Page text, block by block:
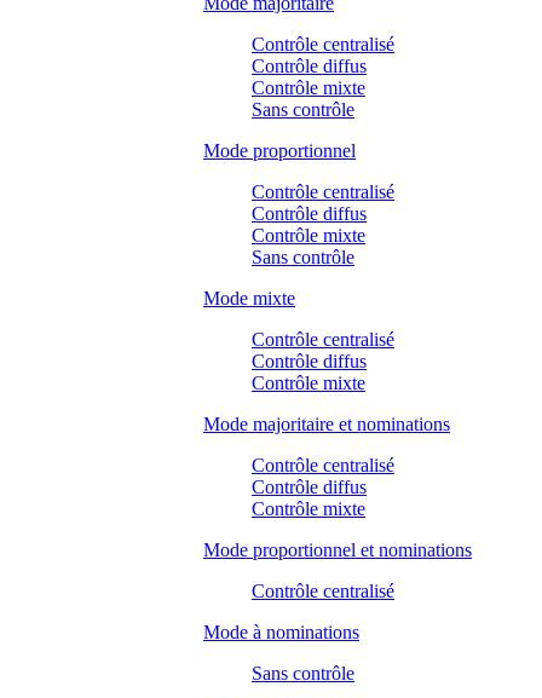
Contrôle centralisé
Contrôle diffus
Contrôle mixte
Sans contrôle
Mode proportionnel
Contrôle centralisé
Contrôle diffus
Contrôle mixte
Sans contrôle
Mode mixte
Contrôle centralisé
Contrôle diffus
Contrôle mixte
Mode majoritaire et nominations
Contrôle centralisé
Contrôle diffus
Contrôle mixte
Mode proportionnel et nominations
Contrôle centralisé
Mode à nominations
Sans contrôle